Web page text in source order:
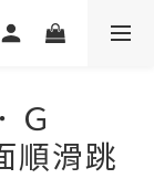
Ｇ
順滑跳